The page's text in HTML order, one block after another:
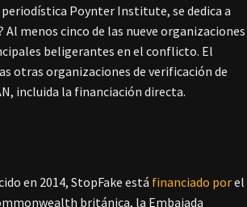
periodística Poynter Institute, se dedica a
menos cinco de las nueve organizaciones
beligerantes en el conflicto. El
otras organizaciones de verificación de
incluida la financiación directa.
en 2014, StopFake está financiado porel
británica, la Embajada